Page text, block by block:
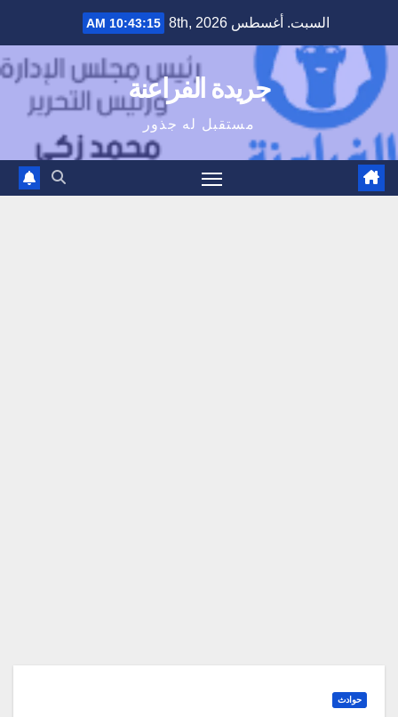
content
السبت. أغسطس 8th, 2026 10:43:16 AM
جريدة الفراعنة
مستقبل له جذور
حوادث